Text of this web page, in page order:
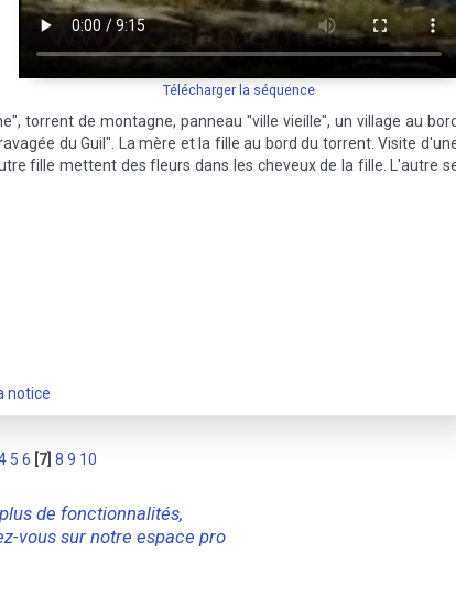
Télécharger la séquence
torrent de montagne, panneau "ville vieille", un village au bord
du Guil". La mère et la fille au bord du torrent. Visite
fille mettent des fleurs dans les cheveux de la fille. L'autre
notice
5 6 [7] 8 9 10
de fonctionnalités,
vous sur notre espace pro